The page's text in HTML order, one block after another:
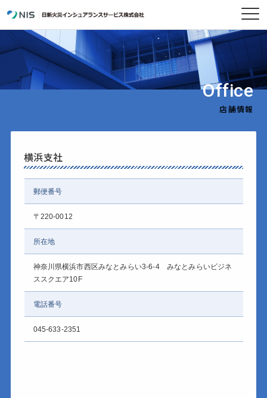
Office
店舗情報
横浜支社
郵便番号
〒220-0012
所在地
神奈川県横浜市西区みなとみらい3-6-4 みなとみらいビジネ
ススクエア10F
電話番号
045-633-2351